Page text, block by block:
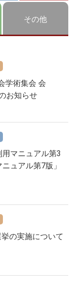
その他
学術集会 会
お知らせ
マニュアル第3
ュアル第7版」
の実施について